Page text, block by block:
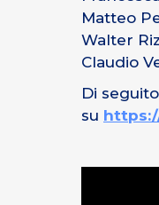
Matteo
Walter
Claudio
Di
su